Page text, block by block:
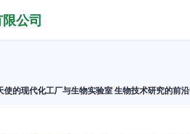
公司
使的现代化工厂与生物实验室 生物技术研究的前